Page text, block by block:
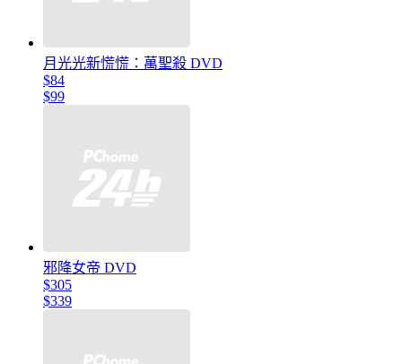
月光光新慌慌：萬聖殺 DVD
$84
$99
邪降女帝 DVD
$305
$339